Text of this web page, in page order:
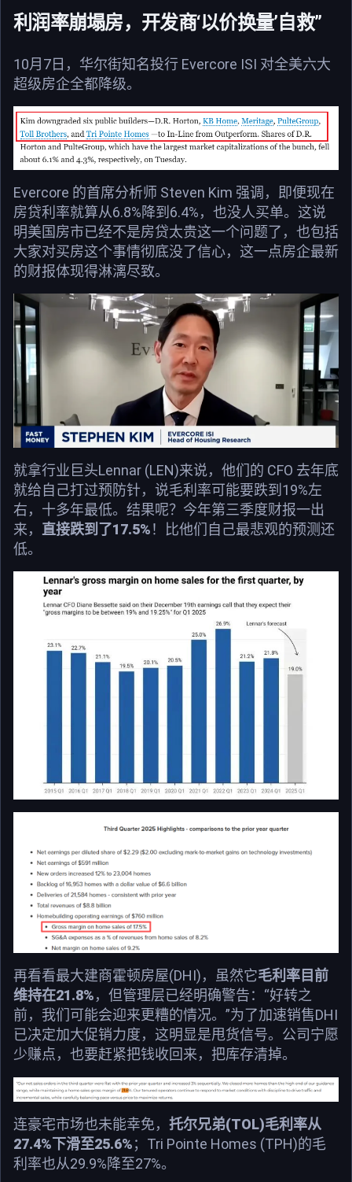
利润率崩塌房，开发商‘以价换量’自救”
10月7日，华尔街知名投行 Evercore ISI 对全美六大
超级房企全都降级。
Evercore 的首席分析师 Steven Kim 强调，即便现在
房贷利率就算从6.8%降到6.4%，也没人买单。这说
明美国房市已经不是房贷太贵这一个问题了，也包括
大家对买房这个事情彻底没了信心，这一点房企最新
的财报体现得淋漓尽致。
就拿行业巨头Lennar (LEN)来说，他们的 CFO 去年底
就给自己打过预防针，说毛利率可能要跌到19%左
右，十多年最低。结果呢？今年第三季度财报一出
来， 直接跌到了17.5%！比他们自己最悲观的预测还
低。
再看看最大建商霍顿房屋(DHI)，虽然它毛利率目前
维持在21.8%，但管理层已经明确警告：“好转之
前，我们可能会迎来更糟的情况。”为了加速销售DHI
已决定加大促销力度，这明显是甩货信号。公司宁愿
少赚点，也要赶紧把钱收回来，把库存清掉。
连豪宅市场也未能幸免， 托尔兄弟(TOL)毛利率从
27.4%下滑至25.6%；Tri Pointe Homes (TPH)的毛
利率也从29.9%降至27%。